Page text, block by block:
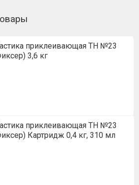
приклеивающая ТН №23
3,6 кг
приклеивающая ТН №23
Картридж 0,4 кг, 310 мл